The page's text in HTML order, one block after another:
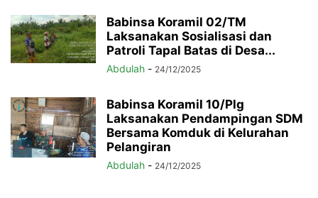
Babinsa Koramil 02/TM
Laksanakan Sosialisasi dan
Patroli Tapal Batas di Desa...
Abdulah - 24/12/2025
Babinsa Koramil 10/Plg
Laksanakan Pendampingan SDM
Bersama Komduk di Kelurahan
Pelangiran
Abdulah - 24/12/2025